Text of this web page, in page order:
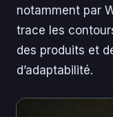
notamment par
trace les
des produits et
d’adaptabilité.